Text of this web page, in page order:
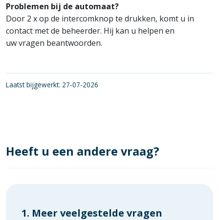
Problemen bij de automaat?
Door 2 x op de intercomknop te drukken, komt u in
contact met de beheerder. Hij kan u helpen en
uw vragen beantwoorden.
Laatst bijgewerkt: 27-07-2026
Heeft u een andere vraag?
1. Meer veelgestelde vragen